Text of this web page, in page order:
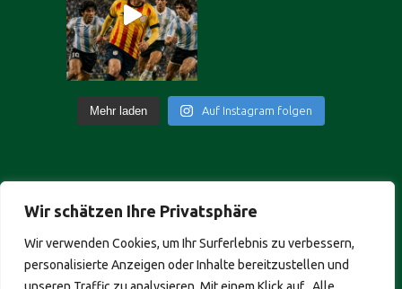
Wir schätzen Ihre Privatsphäre
Wir verwenden Cookies, um Ihr Surferlebnis zu verbessern,
personalisierte Anzeigen oder Inhalte bereitzustellen und
Mehr laden Auf Instagram folgen
French
Italian